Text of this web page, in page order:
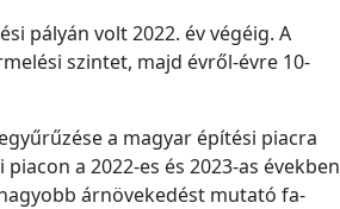
pályán volt 2022. év végéig. A
szintet, majd évről-évre 10-
a magyar építési piacra
a 2022-es és 2023-as években
árnövekedést mutató fa-